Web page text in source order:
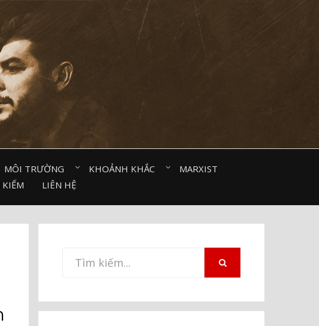
MÔI TRƯỜNG⠀ KHOẢNH KHẮC⠀
MARXIST⠀
LIÊN HỆ
Tìm